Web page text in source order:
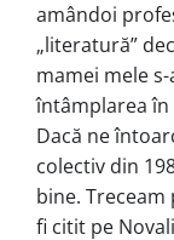
amândoi
„literatură”
mamei mele
întâmplarea în
Dacă ne
colectiv din
bine.
fi citit pe